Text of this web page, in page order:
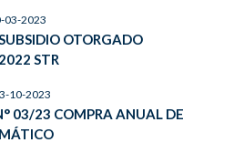
03-2023
OTORGADO
STR
10-2023
03/23 COMPRA ANUAL DE